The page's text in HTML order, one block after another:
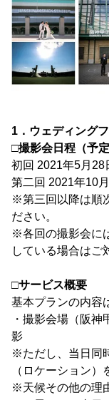
1．ウェディング
□撮影会日程（予定
初回 2021年5月28
第二回 2021年10月
※第三回以降は順
ださい。
※各回の撮影会に
している場合はご
□サービス概要
基本プランの内容
・撮影会場（阪
影
※ただし、当日同
（ロケーション）
※天候その他の理